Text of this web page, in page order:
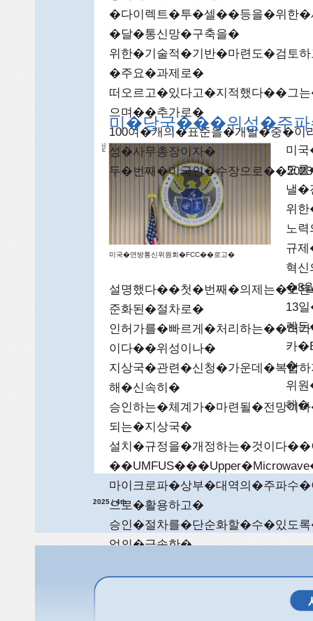
�다이렉트�투�셀��등을�위한�
�달�통신망�구축을�
위한�기술적�기반�마련도�검토
�주요�과제로�
떠오르고�있다고�지적했다��그
으며��추가로�
100여�개의�표준을�개발�중�
성�사무총장이자�
두�번째�미국인�수장으로
미�당국���위성�주
미
도
낼�
위
노
규
혁
�8
13
렌
카
�
위
해�
설명했다��첫�번째�의제는�모
준화된�절차로�
인허가를�빠르게�처리하는��허
이다��위성이나�
지상국�관련�신청�가운데�복잡
해�신속히�
승인하는�체계가�마련될�전망
되는�지상국�
설치�규정을�개정하는�것이다��
마이크로파�상부�대역의�주파수
으로�활용하고�
승인�절차를�단순화할�수�있도
업의�급속한�
�거절을�기본값으로�하던�현재
미국�연방통신위원회�FCC��로고�
FC
C
2025|4th